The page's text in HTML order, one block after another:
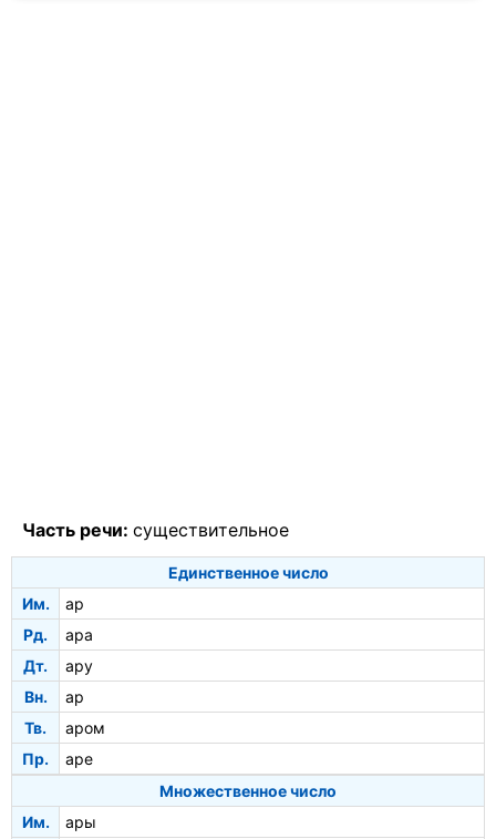
Часть речи: существительное
Единственное число
Им.
ар
Рд.
ара
Дт.
ару
Вн.
ар
Тв.
аром
Пр.
аре
Множественное число
Им.
ары